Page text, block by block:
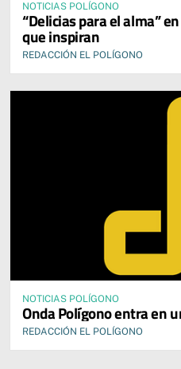
NOTICIAS POLÍGONO
“Delicias para el alma”
que inspiran
REDACCIÓN EL POLÍGONO
NOTICIAS POLÍGONO
Onda Polígono entra en
REDACCIÓN EL POLÍGONO